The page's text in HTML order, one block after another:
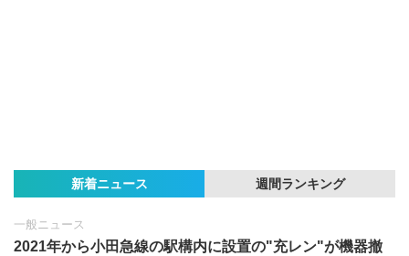
新着ニュース 週間ランキング
一般ニュース
2021年から小田急線の駅構内に設置の"充レン"が機器撤